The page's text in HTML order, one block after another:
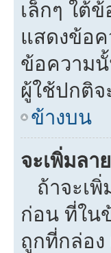
เล็กๆ ใต้
แสดงข้อค
ข้อความนั้
ผู้ใช้ปกติ
ข้างบน
จะเพิ่มลา
ถ้าจะเพิ่
ก่อน ที่ใน
ถูกที่กล่อ